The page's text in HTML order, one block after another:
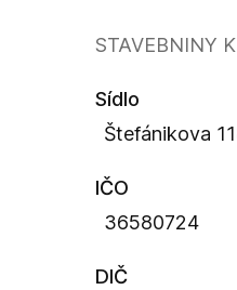
STAVEBNINY
Sídlo
Štefánikova
IČO
36580724
DIČ